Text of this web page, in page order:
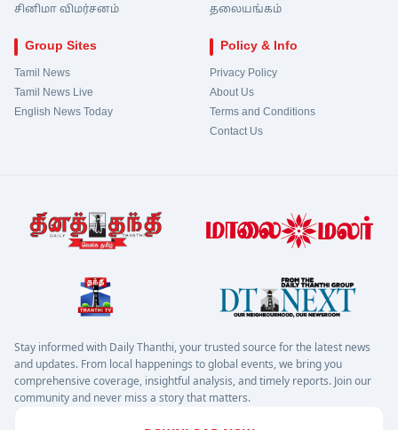
சினிமா விமர்சனம்
தலையங்கம்
Group Sites
Tamil News
Tamil News Live
English News Today
Policy & Info
Privacy Policy
About Us
Terms and Conditions
Contact Us
Stay informed with Daily Thanthi, your trusted source for the latest news
and updates. From local happenings to global events, we bring you
comprehensive coverage, insightful analysis, and timely reports. Join our
community and never miss a story that matters.